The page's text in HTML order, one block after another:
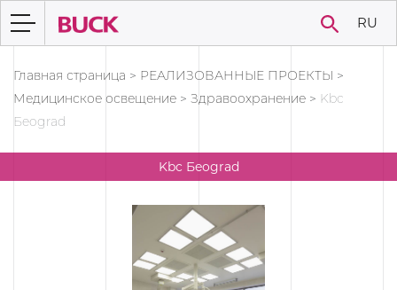
RU
Главная страница > РЕАЛИЗОВАННЫЕ ПРОЕКТЫ >
Медицинское освещение > Здравоохранение > Kbc
Бeograd
Kbc Бeograd